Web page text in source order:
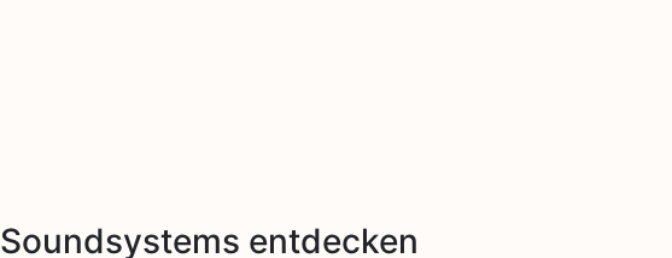
Soundsystems entdecken